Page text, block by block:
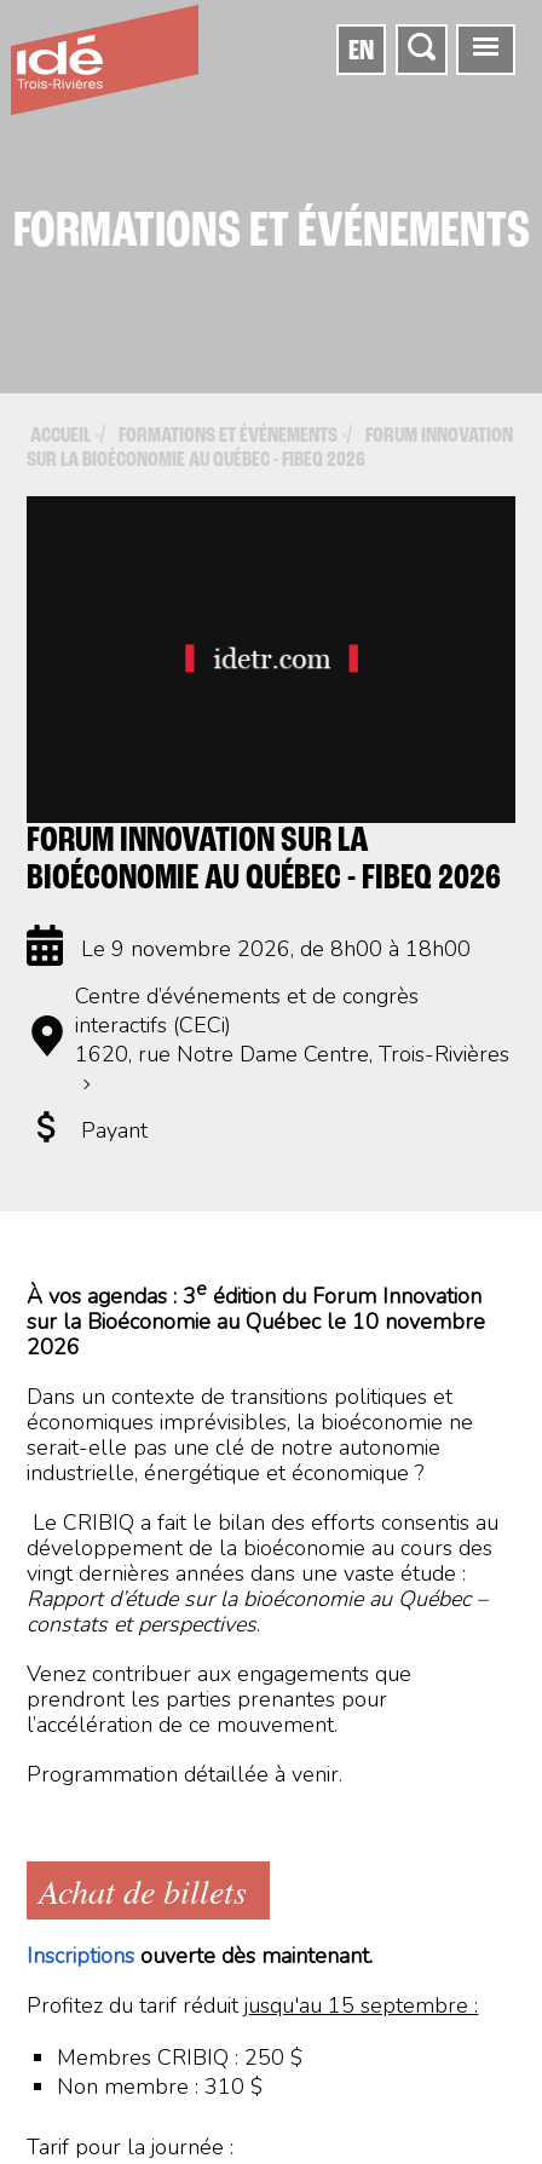
EN
FORMATIONS ET ÉVÉNEMENTS
ACCUEIL ▪ FORMATIONS ET ÉVÉNEMENTS ▪
FORUM INNOVATION
SUR LA BIOÉCONOMIE AU QUÉBEC - FIBEQ 2026
FORUM INNOVATION SUR LA
BIOÉCONOMIE AU QUÉBEC - FIBEQ 2026
Le 9 novembre 2026, de 8h00 à 18h00
Centre d’événements et de congrès
interactifs (CECi)
1620, rue Notre Dame Centre, Trois-Rivières
Payant
À vos agendas :3e édition du Forum Innovation
sur la Bioéconomie auQuébec le 10 novembre
2026
Dans un contexte de transitions politiques et
économiques imprévisibles, la bioéconomie ne
serait-elle pas une clé de notre autonomie
industrielle, énergétique et économique ?
Le CRIBIQ a fait le bilan des efforts consentis au
développement de la bioéconomie au cours des
vingt dernières années dans une vaste étude :
Rapport d’étude sur la bioéconomie au Québec –
constats et perspectives.
Venez contribuer aux engagements que
prendront les parties prenantes pour
l’accélération de ce mouvement.
Programmation détaillée à venir.
Achat de billets
Inscriptions ouverte dès maintenant.
Profitez du tarif réduit jusqu'au 15 septembre :
Membres CRIBIQ : 250 $
Non membre : 310 $
Tarif pour la journée :